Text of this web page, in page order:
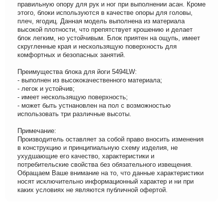
правильную опору для рук и ног при выполнении асан. Кроме
этого, блоки используются в качестве опоры для головы,
плеч, ягодиц. Данная модель выполнена из материала
высокой плотности, что препятствует крошению и делает
блок легким, но устойчивым. Блок приятен на ощупь, имеет
скругленные края и нескользящую поверхность для
комфортных и безопасных занятий.
Преимущества блока для йоги 5494LW:
- выполнен из высококачественного материала;
- легок и устойчив;
- имеет нескользящую поверхность;
- может быть устнановлен на пол с возможностью
использовать три различные высоты.
Примечание:
Производитель оставляет за собой право вносить изменения
в конструкцию и принципиальную схему изделия, не
ухудшающие его качество, характеристики и
потребительские свойства без обязательного извещения.
Обращаем Ваше внимание на то, что данные характеристики
носят исключительно информационный характер и ни при
каких условиях не являются публичной офертой.